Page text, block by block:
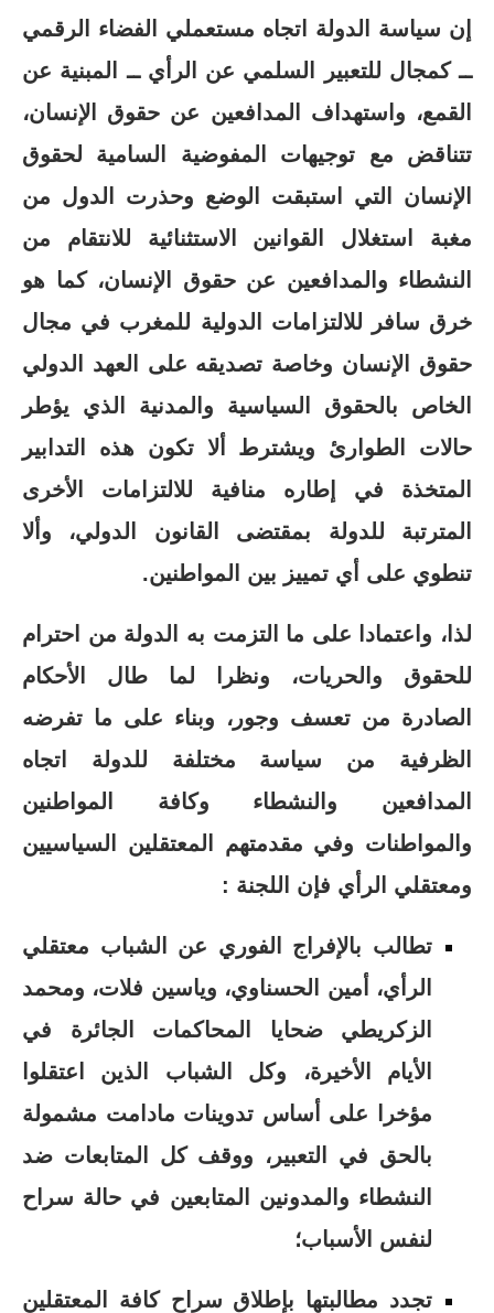
إن سياسة الدولة اتجاه مستعملي الفضاء الرقمي
ــ كمجال للتعبير السلمي عن الرأي ــ المبنية عن
القمع، واستهداف المدافعين عن حقوق الإنسان،
تتناقض مع توجيهات المفوضية السامية لحقوق
الإنسان التي استبقت الوضع وحذرت الدول من
مغبة استغلال القوانين الاستثنائية للانتقام من
النشطاء والمدافعين عن حقوق الإنسان، كما هو
خرق سافر للالتزامات الدولية للمغرب في مجال
حقوق الإنسان وخاصة تصديقه على العهد الدولي
الخاص بالحقوق السياسية والمدنية الذي يؤطر
حالات الطوارئ ويشترط ألا تكون هذه التدابير
المتخذة في إطاره منافية للالتزامات الأخرى
المترتبة للدولة بمقتضى القانون الدولي، وألا
تنطوي على أي تمييز بين المواطنين.
لذا، واعتمادا على ما التزمت به الدولة من احترام
للحقوق والحريات، ونظرا لما طال الأحكام
الصادرة من تعسف وجور، وبناء على ما تفرضه
الظرفية من سياسة مختلفة للدولة اتجاه
المدافعين والنشطاء وكافة المواطنين
والمواطنات وفي مقدمتهم المعتقلين السياسيين
ومعتقلي الرأي فإن اللجنة :
تطالب بالإفراج الفوري عن الشباب معتقلي
الرأي، أمين الحسناوي، وياسين فلات، ومحمد
الزكريطي ضحايا المحاكمات الجائرة في
الأيام الأخيرة، وكل الشباب الذين اعتقلوا
مؤخرا على أساس تدوينات مادامت مشمولة
بالحق في التعبير، ووقف كل المتابعات ضد
النشطاء والمدونين المتابعين في حالة سراح
لنفس الأسباب؛
تجدد مطالبتها بإطلاق سراح كافة المعتقلين